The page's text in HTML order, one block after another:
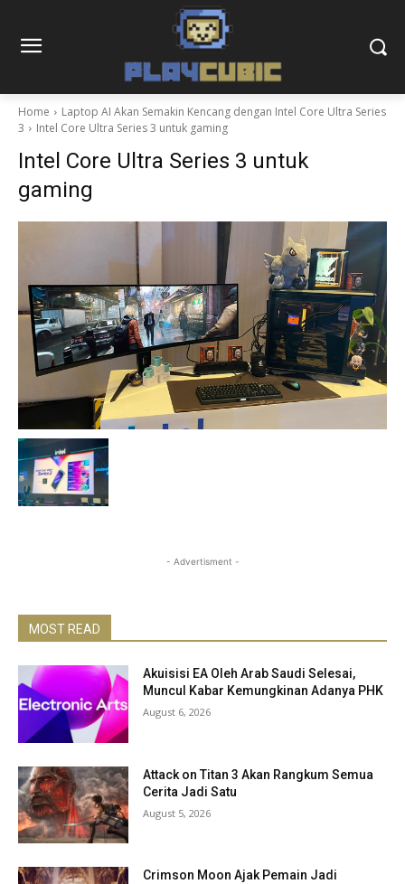
Home
Laptop AI Akan Semakin Kencang dengan Intel Core Ultra Series
3
Intel Core Ultra Series 3 untuk gaming
Intel Core Ultra Series 3 untuk
gaming
- Advertisment -
MOST READ
Akuisisi EA Oleh Arab Saudi Selesai,
Muncul Kabar Kemungkinan Adanya PHK
August 6, 2026
Attack on Titan 3 Akan Rangkum Semua
Cerita Jadi Satu
August 5, 2026
Crimson Moon Ajak Pemain Jadi